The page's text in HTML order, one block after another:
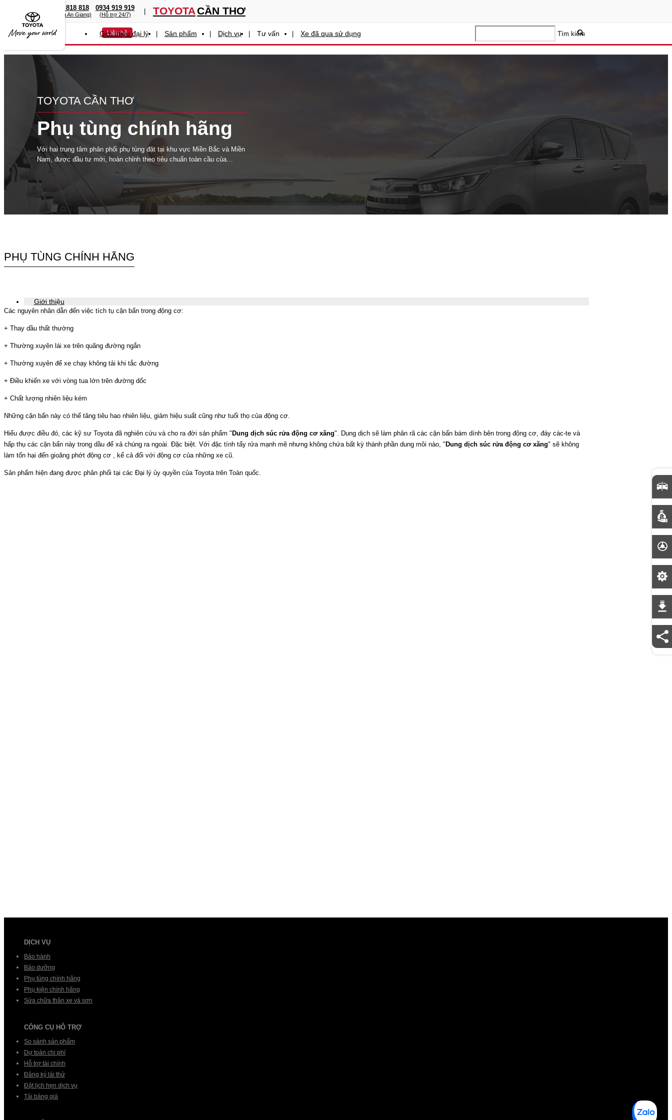
(Toyota Cần Thơ)
0767 818 818
(Toyota An Giang)
0934 919 919
(Hỗ trợ 24/7)
Liên hệ
TOYOTACẦN THƠ
Giới thiệu đại lý Sản phẩm Dịch vụ Tư vấn Xe đã qua sử dụng Tìm kiếm
TOYOTA CẦN THƠ
Phụ tùng chính hãng
Với hai trung tâm phân phối phụ tùng đặt tại khu vực Miền Bắc và Miền
Nam, được đầu tư mới, hoàn chỉnh theo tiêu chuẩn toàn cầu của
Toyota và kết nối với hệ thống cung cấp phụ tùng chính hãng từ Nhật
Bản và Thái Lan, Công ty ô tô Toyota Việt Nam có thể cung cấp phụ
tùng thay thế cho khách hàng nhanh chóng, kịp thời với chất lượng tin
cậy nhất.
PHỤ TÙNG CHÍNH HÃNG
Giới thiệu
Các nguyên nhân dẫn đến việc tích tụ cặn bẩn trong động cơ:
+ Thay dầu thất thường
+ Thường xuyên lái xe trên quãng đường ngắn
+ Thường xuyên để xe chạy không tải khi tắc đường
+ Điều khiển xe với vòng tua lớn trên đường dốc
+ Chất lượng nhiên liệu kém
Những cặn bẩn này có thể tăng tiêu hao nhiên liệu, giảm hiệu suất cũng như tuổi thọ của động cơ.
Hiểu được điều đó, các kỹ sư Toyota đã nghiên cứu và cho ra đời sản phẩm "Dung dịch súc rửa động cơ xăng". Dung dịch sẽ làm phân rã các cặn bẩn bám dính bên trong động cơ, đáy các-te và
hấp thụ các cặn bẩn này trong dầu để xả chúng ra ngoài. Đặc biệt. Với đặc tính tẩy rửa mạnh mẽ nhưng không chứa bất kỳ thành phần dung môi nào, "Dung dịch súc rửa động cơ xăng" sẽ không
làm tổn hại đến gioăng phớt động cơ , kể cả đối với động cơ của những xe cũ.
Sản phẩm hiện đang được phân phối tại các Đại lý ủy quyền của Toyota trên Toàn quốc.
DỊCH VỤ
Bảo hành
Bảo dưỡng
Phụ tùng chính hãng
Phụ kiện chính hãng
Sửa chữa thân xe và sơn
CÔNG CỤ HỖ TRỢ
So sánh sản phẩm
Dự toán chi phí
Hỗ trợ tài chính
Đăng ký lái thử
Đặt lịch hẹn dịch vụ
Tải bảng giá